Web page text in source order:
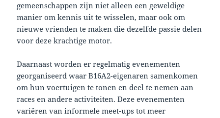
gemeenschappen zijn niet alleen een geweldige
manier om kennis uit te wisselen, maar ook om
nieuwe vrienden te maken die dezelfde passie delen
voor deze krachtige motor.
Daarnaast worden er regelmatig evenementen
georganiseerd waar B16A2-eigenaren samenkomen
om hun voertuigen te tonen en deel te nemen aan
races en andere activiteiten. Deze evenementen
variëren van informele meet-ups tot meer